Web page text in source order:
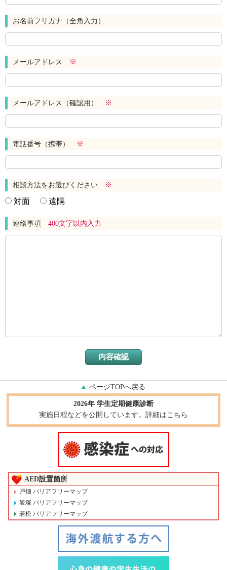
お名前フリガナ（全角入力）
メールアドレス ※
メールアドレス（確認用） ※
電話番号（携帯） ※
相談方法をお選びください ※
対面 遠隔
連絡事項 400文字以内入力
ページTOPへ戻る
2026年 学生定期健康診断
実施日程などを公開しています。詳細はこちら
AED設置箇所
戸畑 バリアフリーマップ
飯塚 バリアフリーマップ
若松 バリアフリーマップ